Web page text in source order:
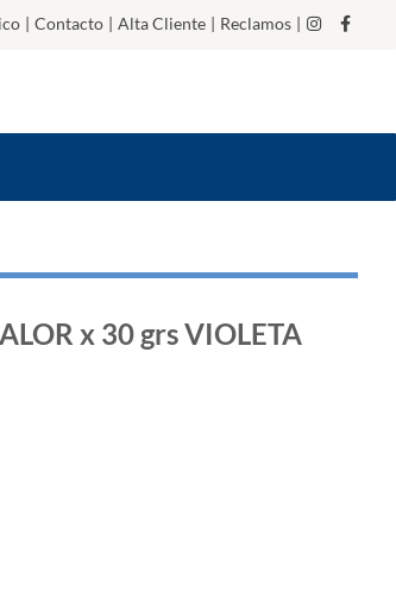
| Contacto | Alta Cliente | Reclamos |
x 30 grs VIOLETA